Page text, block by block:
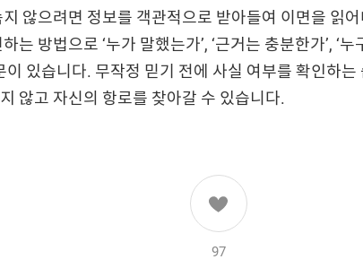
않으려면 정보를 객관적으로 받아들여 이면을 읽
는 방법으로 ‘누가 말했는가’, ‘근거는 충분한가’, ‘
이 있습니다. 무작정 믿기 전에 사실 여부를 확인하는
않고 자신의 항로를 찾아갈 수 있습니다.
97